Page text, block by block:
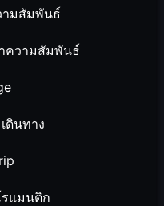
ามสัมพันธ์
ความสัมพันธ์
ดินทาง
รแมนติก